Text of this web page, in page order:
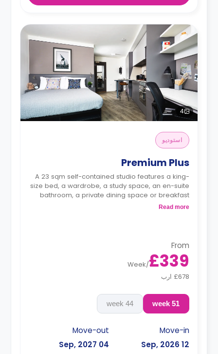
4
استوديو
Premium Plus
A 23 sqm self-contained studio features a king-
size bed, a wardrobe, a study space, an en-suite
bathroom, a private dining space or breakfast
bar, and a large, fully fitted kitchenette.
Read more
From
£339
/
Week
£678 ارب
51 week
44 week
Move-in
12 Sep, 2026
Move-out
04 Sep, 2027